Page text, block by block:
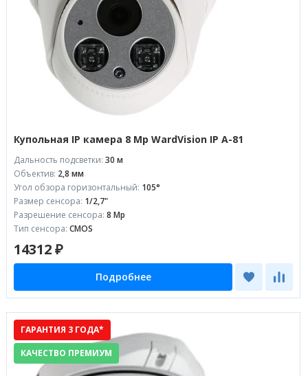
Купольная IP камера 8 Mp WardVision IP A-81
Дальность подсветки: 30 м
Объектив: 2,8 мм
Угол обзора горизонтальный: 105°
Размер сенсора: 1/2,7"
Разрешение сенсора: 8 Mp
Тип сенсора: CMOS
14312 ₽
Подробнее
ГАРАНТИЯ 3 ГОДА*
КАЧЕСТВО ПРЕМИУМ